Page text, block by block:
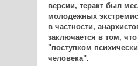
версии, теракт был
молодежных
в частности,
заключается в том,
"поступком
человека".